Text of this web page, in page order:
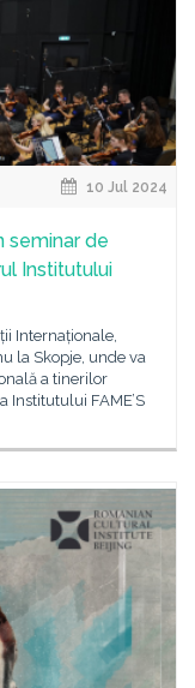
10 Jul 2024
seminar de
Institutului
Internaționale,
la Skopje, unde va
a tinerilor
Institutului FAME’S